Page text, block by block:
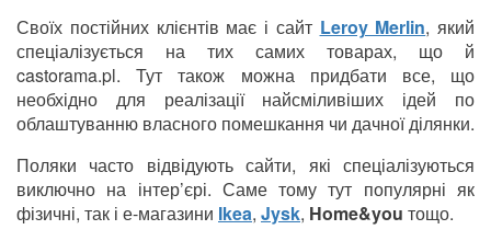
Своїх постійних клієнтів має і сайт Leroy Merlin, який
спеціалізується на тих самих товарах, що й
castorama.pl. Тут також можна придбати все, що
необхідно для реалізації найсміливіших ідей по
облаштуванню власного помешкання чи дачної ділянки.
Поляки часто відвідують сайти, які спеціалізуються
виключно на інтер’єрі. Саме тому тут популярні як
фізичні, так і е-магазини Ikea, Jysk, Home&you тощо.